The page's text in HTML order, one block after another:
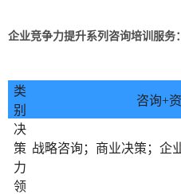
企业竞争力提升系列咨询培训服务：
类
别
咨询+
决
策
力
战略咨询；商业决策；企
领